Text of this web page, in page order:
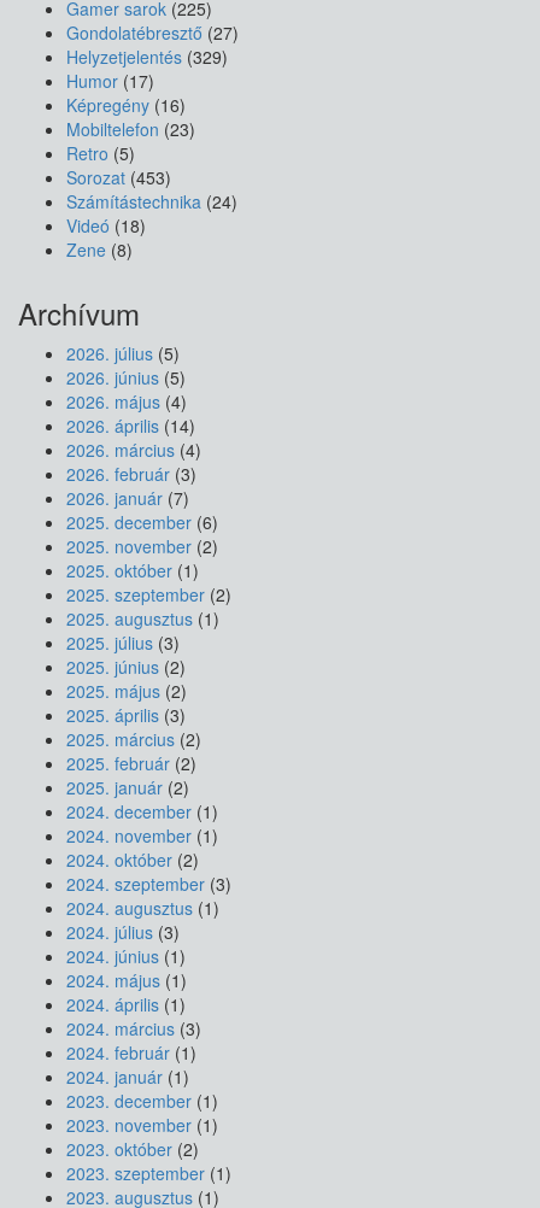
Gamer sarok (225)
Gondolatébresztő (27)
Helyzetjelentés (329)
Humor (17)
Képregény (16)
Mobiltelefon (23)
Retro (5)
Sorozat (453)
Számítástechnika (24)
Videó (18)
Zene (8)
Archívum
2026. július (5)
2026. június (5)
2026. május (4)
2026. április (14)
2026. március (4)
2026. február (3)
2026. január (7)
2025. december (6)
2025. november (2)
2025. október (1)
2025. szeptember (2)
2025. augusztus (1)
2025. július (3)
2025. június (2)
2025. május (2)
2025. április (3)
2025. március (2)
2025. február (2)
2025. január (2)
2024. december (1)
2024. november (1)
2024. október (2)
2024. szeptember (3)
2024. augusztus (1)
2024. július (3)
2024. június (1)
2024. május (1)
2024. április (1)
2024. március (3)
2024. február (1)
2024. január (1)
2023. december (1)
2023. november (1)
2023. október (2)
2023. szeptember (1)
2023. augusztus (1)